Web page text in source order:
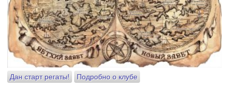
Дан старт регаты! Подробно о клубе